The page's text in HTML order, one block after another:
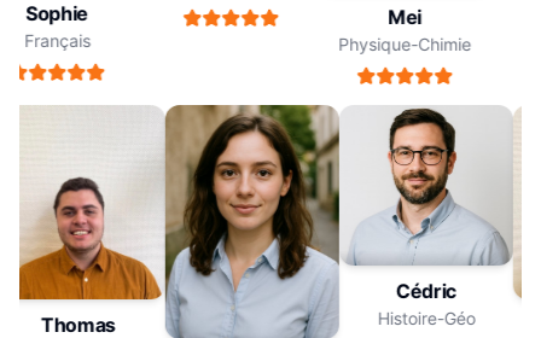
Sophie
Français
Mei
Physique-Chimie
Thomas
Cédric
Histoire-Géo